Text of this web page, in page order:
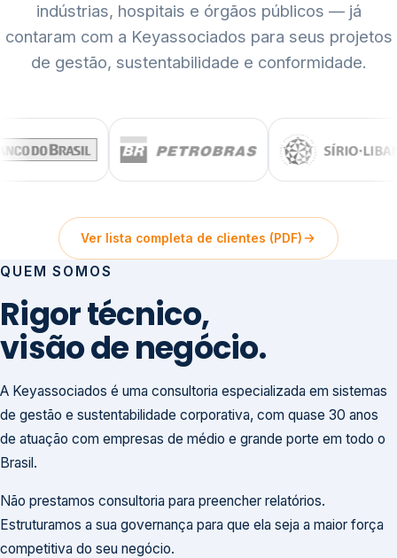
indústrias, hospitais e órgãos públicos — já
contaram com a Keyassociados para seus projetos
de gestão, sustentabilidade e conformidade.
Ver lista completa de clientes (PDF)
QUEM SOMOS
Rigor técnico,
visão de negócio.
A Keyassociados é uma consultoria especializada em sistemas
de gestão e sustentabilidade corporativa, com quase 30 anos
de atuação com empresas de médio e grande porte em todo o
Brasil.
Não prestamos consultoria para preencher relatórios.
Estruturamos a sua governança para que ela seja a maior força
competitiva do seu negócio.